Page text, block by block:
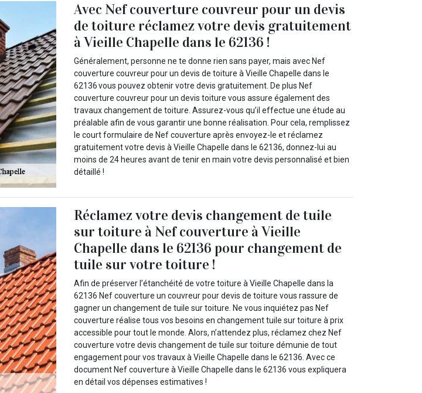
Avec Nef couverture couvreur pour un devis
de toiture réclamez votre devis gratuitement
à Vieille Chapelle dans le 62136 !
Généralement, personne ne te donne rien sans payer, mais avec Nef
couverture couvreur pour un devis de toiture à Vieille Chapelle dans le
62136 vous pouvez obtenir votre devis gratuitement. De plus Nef
couverture couvreur pour un devis toiture vous assure également des
travaux changement de toiture. Assurez-vous qu’il effectue une étude au
préalable afin de vous garantir une bonne réalisation. Pour cela, remplissez
le court formulaire de Nef couverture après envoyez-le et réclamez
gratuitement votre devis à Vieille Chapelle dans le 62136, donnez-lui au
moins de 24 heures avant de tenir en main votre devis personnalisé et bien
détaillé !
Réclamez votre devis changement de tuile
sur toiture à Nef couverture à Vieille
Chapelle dans le 62136 pour changement de
tuile sur votre toiture !
Afin de préserver l’étanchéité de votre toiture à Vieille Chapelle dans la
62136 Nef couverture un couvreur pour devis de toiture vous rassure de
gagner un changement de tuile sur toiture. Ne vous inquiétez pas Nef
couverture réalise tous vos besoins en changement tuile sur toiture à prix
accessible pour tout le monde. Alors, n’attendez plus, réclamez chez Nef
couverture votre devis changement de tuile sur toiture démunie de tout
engagement pour vos travaux à Vieille Chapelle dans le 62136. Avec ce
document Nef couverture à Vieille Chapelle dans le 62136 vous expliquera
en détail vos dépenses estimatives !